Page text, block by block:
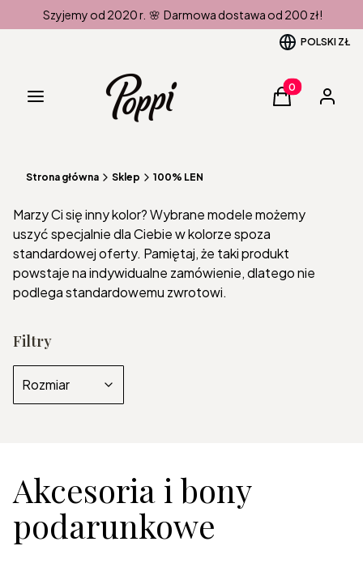
Szyjemy od 2020 r. 🌸 Darmowa dostawa od 200 zł!
POLSKI ZŁ
Menu Produkty w
Koszyk
Strona główna Sklep 100% LEN
Marzy Ci się inny kolor? Wybrane modele możemy
uszyć specjalnie dla Ciebie w kolorze spoza
standardowej oferty. Pamiętaj, że taki produkt
powstaje na indywidualne zamówienie, dlatego nie
podlega standardowemu zwrotowi.
Filtry
Rozmiar
Akcesoria i bony
podarunkowe